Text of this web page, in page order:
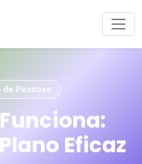
de Pessoas
Eficaz